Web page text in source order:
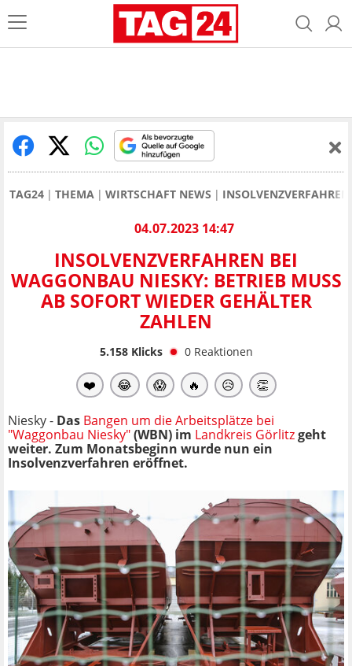
TAG24 THEMA WIRTSCHAFT NEWS
04.07.2023 14:47
INSOLVENZVERFAHREN BEI
WAGGONBAU NIESKY: BETRIEB MUSS
AB SOFORT WIEDER GEHÄLTER
ZAHLEN
5.158Klicks 0 Reaktionen
❤️ 😂 😱 🔥 😥 👏
Niesky - Das Bangen um die Arbeitsplätze bei
"Waggonbau Niesky"(WBN) im Landkreis Görlitzgeht
weiter. Zum Monatsbeginn wurde nun ein
Insolvenzverfahren eröffnet.